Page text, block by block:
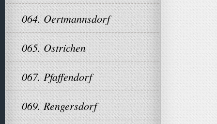
064. Oertmannsdorf
065. Ostrichen
067. Pfaffendorf
069. Rengersdorf